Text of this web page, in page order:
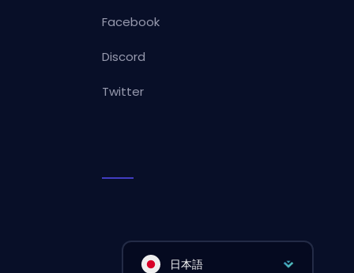
Facebook
Discord
Twitter
日本語